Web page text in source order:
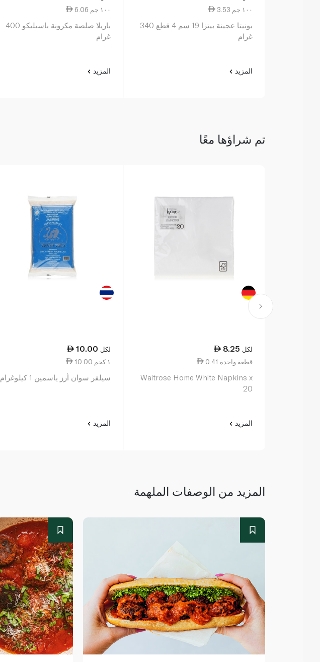
3.53 ١٠٠ جم
بونيتا عجينة بيتزا 19 سم 4 قطع 340
غرام
المزيد
6.06 ١٠٠ جم
باريلا صلصة مكرونة باسيليكو 400
غرام
المزيد
تم شراؤها معًا
8.25 لكل
0.41 قطعة واحدة
Waitrose Home White Napkins x
20
المزيد
10.00 لكل
10.00 ١ كجم
سيلفر سوان أرز ياسمين 1 كيلوغرام
المزيد
المزيد من الوصفات الملهمة